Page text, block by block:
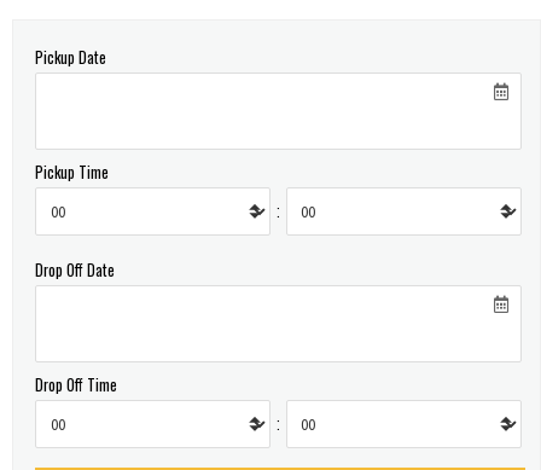
Pickup Date
Pickup Time
:
Drop Off Date
Drop Off Time
: